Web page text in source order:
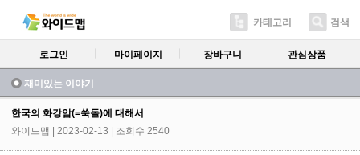
카테고리 검색
로그인 마이페이지 장바구니 관심상품
재미있는 이야기
한국의 화강암(=쑥돌)에 대해서
와이드맵
| 2023-02-13 | 조회수 2540